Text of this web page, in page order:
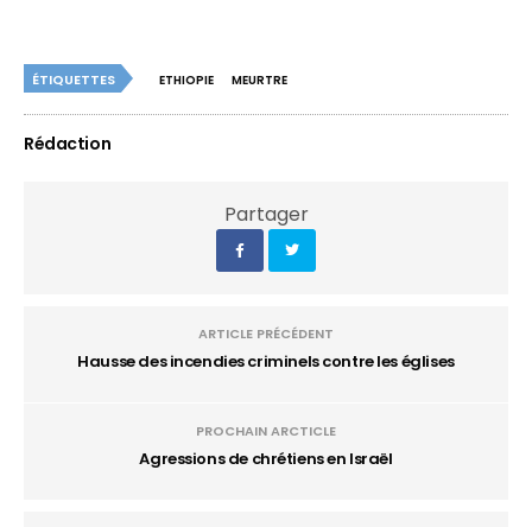
ÉTIQUETTES ETHIOPIE MEURTRE
Rédaction
Partager
ARTICLE PRÉCÉDENT
Hausse des incendies criminels contre les églises
PROCHAIN ARCTICLE
Agressions de chrétiens en Israël